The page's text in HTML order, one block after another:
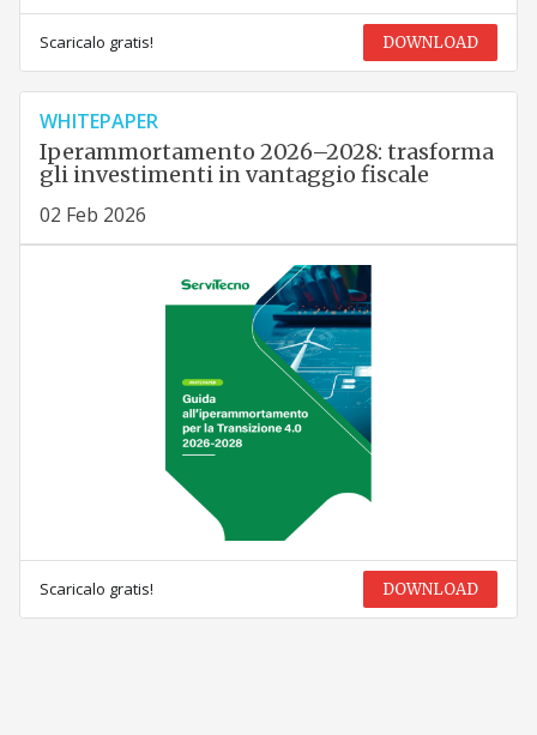
Scaricalo gratis! DOWNLOAD
WHITEPAPER
Iperammortamento 2026–2028: trasforma
gli investimenti in vantaggio fiscale
02 Feb 2026
Scaricalo gratis! DOWNLOAD